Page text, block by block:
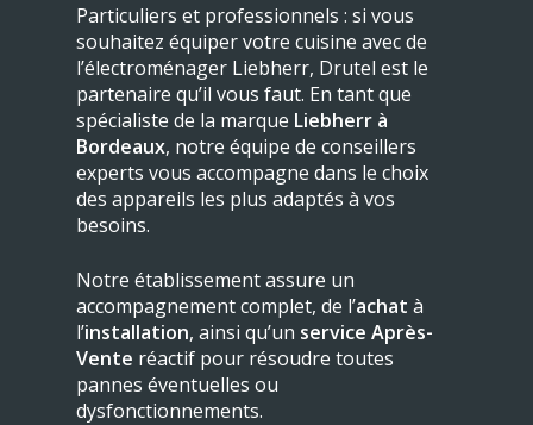
Particuliers et professionnels : si vous
souhaitez équiper votre cuisine avec de
l’électroménager Liebherr, Drutel est le
partenaire qu’il vous faut. En tant que
spécialiste de la marque Liebherr à
Bordeaux, notre équipe de conseillers
experts vous accompagne dans le choix
des appareils les plus adaptés à vos
besoins.
Notre établissement assure un
accompagnement complet, de l’achatà
l’installation, ainsi qu’un service Après-
Vente réactif pour résoudre toutes
pannes éventuelles ou
dysfonctionnements.